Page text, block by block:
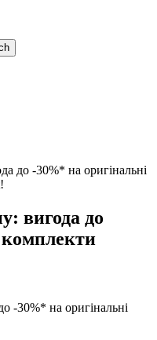
до -30%* на оригінальні
вигода до
комплекти